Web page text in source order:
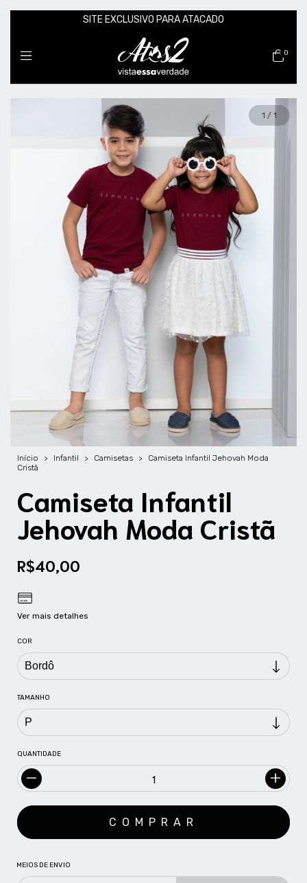
SITE EXCLUSIVO PARA ATACADO
0
1 / 1
Início > Infantil > Camisetas >
Camiseta Infantil Jehovah Moda
Cristã
Camiseta Infantil
Jehovah Moda Cristã
R$40,00
Ver mais detalhes
COR
TAMANHO
QUANTIDADE
MEIOS DE ENVIO